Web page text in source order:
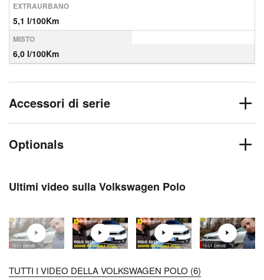
EXTRAURBANO
5,1 l/100Km
MISTO
6,0 l/100Km
Accessori di serie
Optionals
Ultimi video sulla Volkswagen Polo
TUTTI I VIDEO DELLA VOLKSWAGEN POLO (6)